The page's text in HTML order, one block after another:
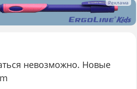
невозможно. Новые